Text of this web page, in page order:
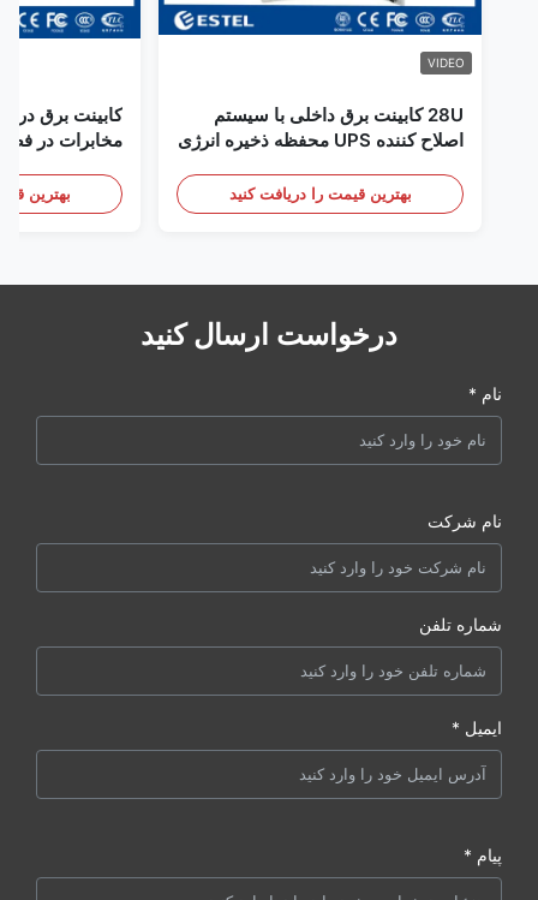
VIDEO
28U کابینت برق داخلی با سیستم
اصلاح کننده UPS محفظه ذخیره انرژی
بهترین قیمت را دریافت کنید
کابینت برق در
مخابرات در
بهترین
درخواست ارسال کنید
نام *
نام شرکت
شماره تلفن
ایمیل *
پیام *